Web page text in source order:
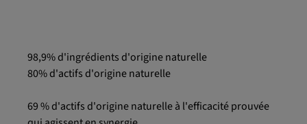
98,9% d'ingrédients d'origine naturelle
80% d'actifs d'origine naturelle
69 % d'actifs d'origine naturelle à l'efficacité prouvée